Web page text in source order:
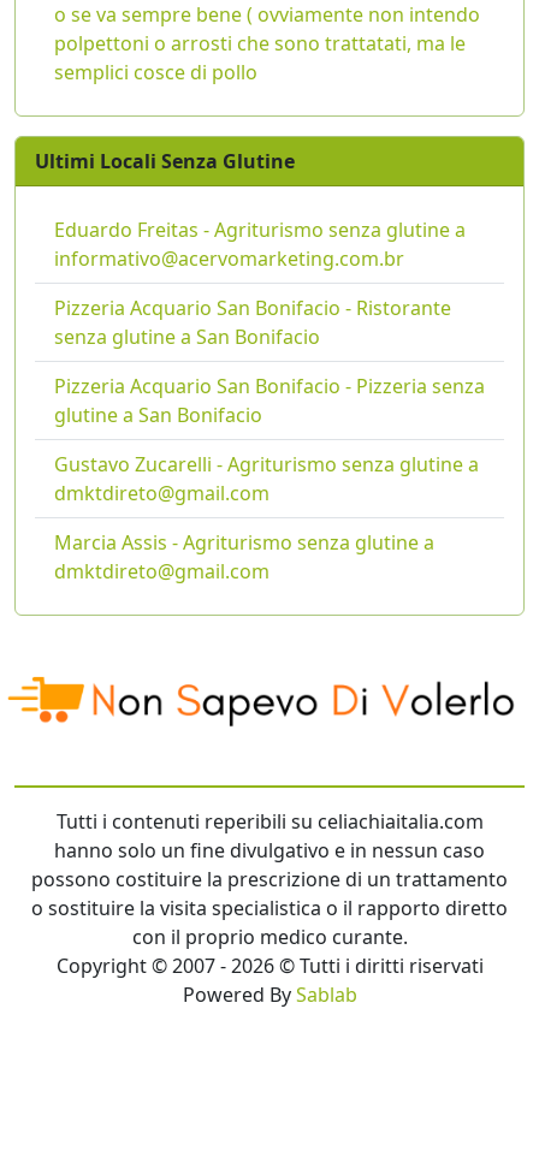
o se va sempre bene ( ovviamente non intendo
polpettoni o arrosti che sono trattatati, ma le
semplici cosce di pollo
Ultimi Locali Senza Glutine
Eduardo Freitas - Agriturismo senza glutine a
informativo@acervomarketing.com.br
Pizzeria Acquario San Bonifacio - Ristorante
senza glutine a San Bonifacio
Pizzeria Acquario San Bonifacio - Pizzeria senza
glutine a San Bonifacio
Gustavo Zucarelli - Agriturismo senza glutine a
dmktdireto@gmail.com
Marcia Assis - Agriturismo senza glutine a
dmktdireto@gmail.com
Tutti i contenuti reperibili su celiachiaitalia.com
hanno solo un fine divulgativo e in nessun caso
possono costituire la prescrizione di un trattamento
o sostituire la visita specialistica o il rapporto diretto
con il proprio medico curante.
Copyright © 2007 - 2026 © Tutti i diritti riservati
Powered BySablab